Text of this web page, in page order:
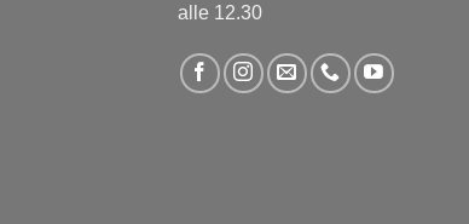
alle 12.30